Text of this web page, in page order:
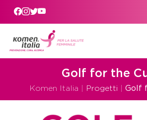
Skip to main content
Golf for the
Komen Italia Progetti Golf